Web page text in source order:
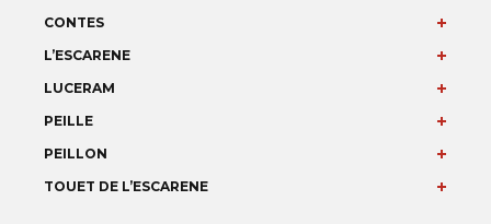
CONTES
L’ESCARENE
LUCERAM
PEILLE
PEILLON
TOUET DE L’ESCARENE